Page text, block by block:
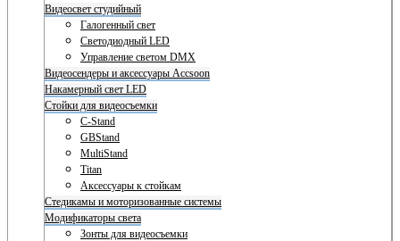
Видеосвет студийный
Галогенный свет
Светодиодный LED
Управление светом DMX
Видеосендеры и аксессуары Accsoon
Накамерный свет LED
Стойки для видеосъемки
C-Stand
GBStand
MultiStand
Titan
Аксессуары к стойкам
Стедикамы и моторизованные системы
Модификаторы света
Зонты для видеосъемки